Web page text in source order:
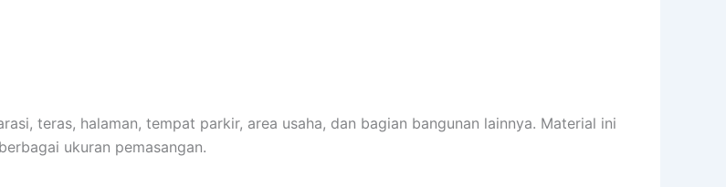
teras, halaman, tempat parkir, area usaha, dan bagian bangunan lainnya. Material ini
ukuran pemasangan.